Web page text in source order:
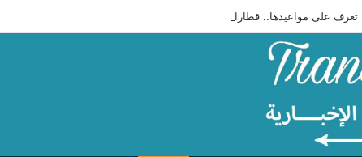
تعرف على مواعيدها.. قطارات التالجو تنطلق من الإسكندرية إلى القاهرة يوميًا